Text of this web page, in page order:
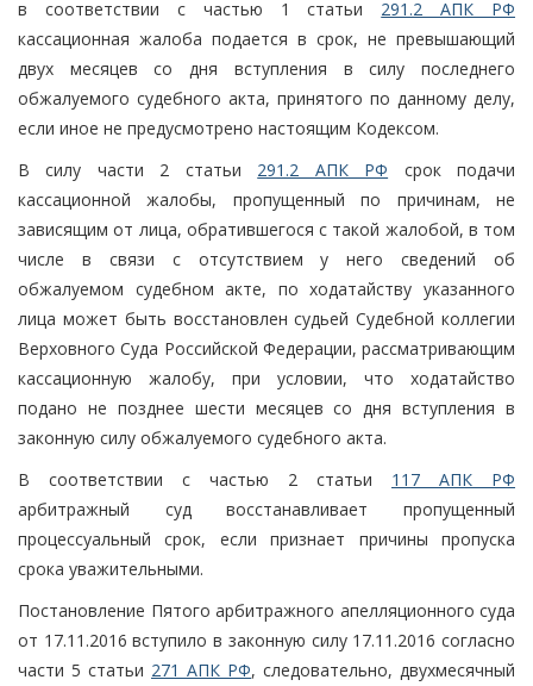
в соответствии с частью 1 статьи 291.2 АПК РФ
кассационная жалоба подается в срок, не превышающий
двух месяцев со дня вступления в силу последнего
обжалуемого судебного акта, принятого по данному делу,
если иное не предусмотрено настоящим Кодексом.
В силу части 2 статьи 291.2 АПК РФ срок подачи
кассационной жалобы, пропущенный по причинам, не
зависящим от лица, обратившегося с такой жалобой, в том
числе в связи с отсутствием у него сведений об
обжалуемом судебном акте, по ходатайству указанного
лица может быть восстановлен судьей Судебной коллегии
Верховного Суда Российской Федерации, рассматривающим
кассационную жалобу, при условии, что ходатайство
подано не позднее шести месяцев со дня вступления в
законную силу обжалуемого судебного акта.
В соответствии с частью 2 статьи 117 АПК РФ
арбитражный суд восстанавливает пропущенный
процессуальный срок, если признает причины пропуска
срока уважительными.
Постановление Пятого арбитражного апелляционного суда
от 17.11.2016 вступило в законную силу 17.11.2016 согласно
части 5 статьи 271 АПК РФ, следовательно, двухмесячный